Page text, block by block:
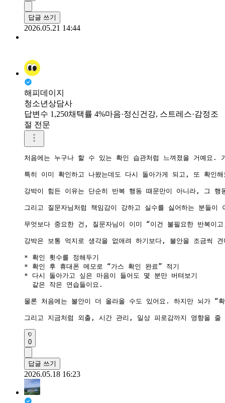
답글 쓰기
2026.05.21 14:44
해피데이지
청소년상담사
답변수 1,250채택률 4%마음·정신건강, 스트레스·감정조
절 전문
처음에는 누구나 할 수 있는 확인 습관처럼 느껴졌을 거예요.
특히 이미 확인하고 나왔는데도 다시 돌아가게 되고, 또 확인
강박이 힘든 이유는 단순히 반복 행동 때문만이 아니라, 그
그리고 질문자님처럼 책임감이 강하고 실수를 싫어하는 분
무엇보다 중요한 건, 질문자님이 이미 “이건 불필요한 반복이
강박은 보통 억지로 생각을 없애려 하기보다, 불안을 조금씩
* 확인 횟수를 정해두기
* 확인 후 휴대폰 메모로 “가스 확인 완료” 적기
* 다시 돌아가고 싶은 마음이 들어도 몇 분만 버텨보기
  같은 작은 연습들이요.
물론 처음에는 불안이 더 올라올 수도 있어요. 하지만 뇌가 “
0
답글 쓰기
2026.05.18 16:23